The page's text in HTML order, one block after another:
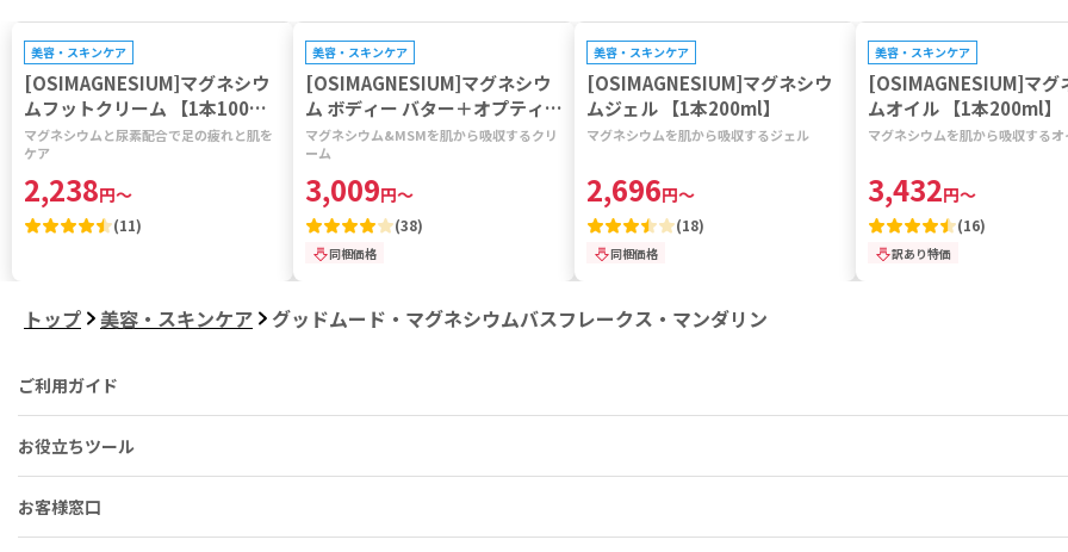
美容・スキンケア
[OSIMAGNESIUM]マグネシウ
ムフットクリーム 【1本100m
l】
マグネシウムと尿素配合で足の疲れと肌を
ケア
2,238円～
(11)
美容・スキンケア
[OSIMAGNESIUM]マグネシウ
ム ボディー バター＋オプティM
SM 【1本200ml】
マグネシウム&MSMを肌から吸収するクリ
ーム
3,009円～
(38)
同梱価格
美容・スキンケア
[OSIMAGNESIUM]マグネシウ
ムジェル 【1本200ml】
マグネシウムを肌から吸収するジェル
2,696円～
(18)
同梱価格
美容・スキンケア
[OSIMAGNESIUM]マグ
ムオイル 【1本200ml】
マグネシウムを肌から吸収するオ
3,432円～
(16)
訳あり特価
トップ 美容・スキンケア グッドムード・マグネシウムバスフレークス・マンダリン
ご利用ガイド
お役立ちツール
お客様窓口